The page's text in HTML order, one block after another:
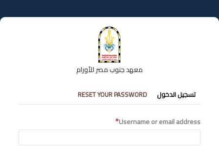
إلى
المحتوى
معهد جنوب مصر للأورام
التبويبات
الأساسية
تسجيل الدخول RESET YOUR PASSWORD
Username or email address